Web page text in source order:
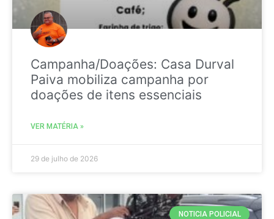
Campanha/Doações: Casa Durval
Paiva mobiliza campanha por
doações de itens essenciais
VER MATÉRIA »
29 de julho de 2026
NOTICIA POLICIAL